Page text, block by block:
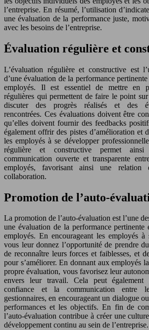
l’entreprise. En résumé, l’utilisation
une évaluation de la performance juste,
avec les besoins de l’entreprise.
Évaluation régulière et
L’évaluation régulière et constructive est
d’une évaluation de la performance
employés. Il est essentiel de mettre en
régulières qui permettent de faire le point
discuter des progrès réalisés et des
rencontrées. Ces évaluations doivent être
qu’elles doivent fournir des feedbacks
également offrir des pistes d’amélioration et
les employés à se développer
régulière et constructive permet
communication ouverte et transparente
employés, favorisant ainsi une
collaboration.
Promotion de l’auto-
La promotion de l’auto-évaluation est l’une
une évaluation de la performance
employés. En encourageant les employés à
vous leur donnez l’opportunité de prendre
de reconnaître leurs forces et faiblesses, et
pour s’améliorer. En donnant aux employés
propre évaluation, vous favorisez leur
envers leur travail. Cela peut
confiance et la communication entre
gestionnaires, en encourageant un dialogue
performances et les objectifs. En fin de
l’auto-évaluation contribue à créer une
développement continu au sein de l’entreprise.